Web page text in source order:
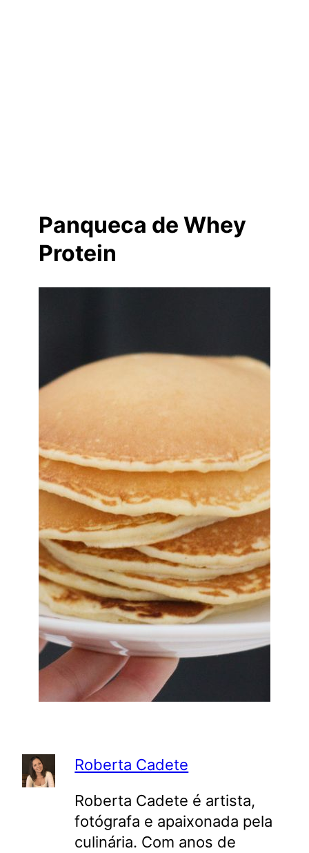
Panqueca de Whey
Protein
Roberta Cadete
Roberta Cadete é artista,
fotógrafa e apaixonada pela
culinária. Com anos de